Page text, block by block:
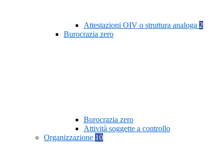
Attestazioni OIV o struttura analoga 2
Burocrazia zero
Burocrazia zero
Attività soggette a controllo
Organizzazione 10